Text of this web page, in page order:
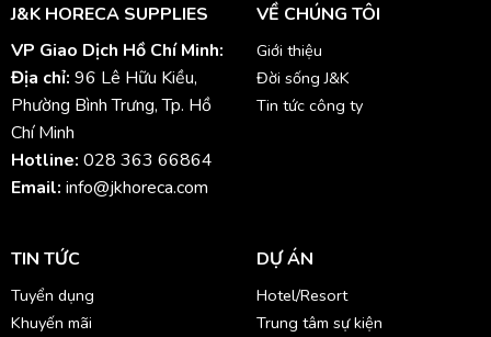
J&K HORECA SUPPLIES
VP Giao Dịch Hồ Chí Minh:
Địa chỉ: 96 Lê Hữu Kiều,
Phường Bình Trưng, Tp. Hồ
Chí Minh
Hotline: 028 363 66864
Email: info@jkhoreca.com
VỀ CHÚNG TÔI
Giới thiệu
Đời sống J&K
Tin tức công ty
TIN TỨC
Tuyển dụng
Khuyến mãi
DỰ ÁN
Hotel/Resort
Trung tâm sự kiện